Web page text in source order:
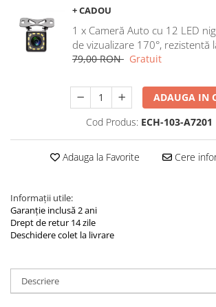
+ CADOU
1 x Cameră Auto cu 12 LED
de vizualizare 170°, rezistentă
79,00 RON Gratuit
ADAUGA IN
Cod Produs: ECH-103-A7201
Adauga la Favorite Cere
Informații utile:
Garanție inclusă 2 ani
Drept de retur 14 zile
Deschidere colet la livrare
Descriere